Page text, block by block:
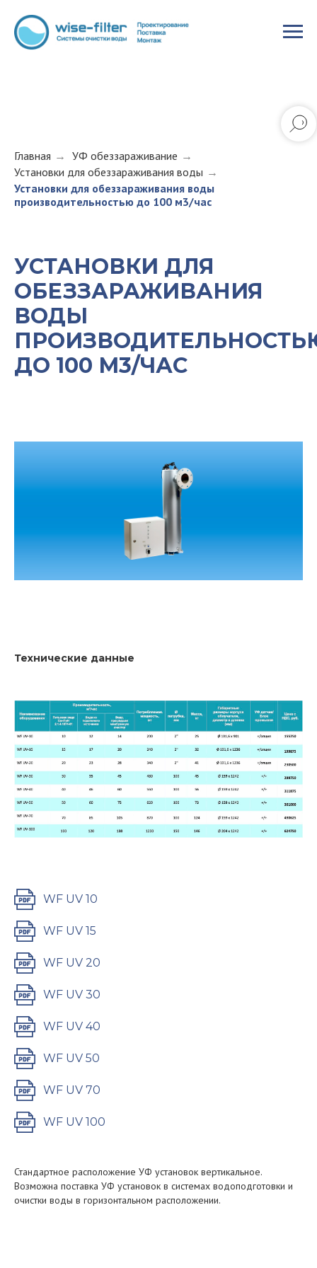
Главная → УФ обеззараживание →
Установки для обеззараживания воды →
Установки для обеззараживания воды
производительностью до 100 м3/час
УСТАНОВКИ ДЛЯ
ОБЕЗЗАРАЖИВАНИЯ
ВОДЫ
ДО 100 М3/ЧАС
Технические данные
WF UV 10
WF UV 15
WF UV 20
WF UV 30
WF UV 40
WF UV 50
WF UV 70
WF UV 100
Стандартное расположение УФ установок вертикальное.
Возможна поставка УФ установок в системах водоподготовки и
очистки воды в горизонтальном расположении.